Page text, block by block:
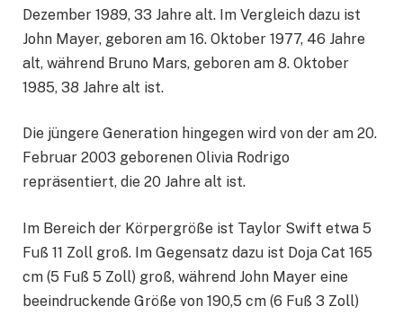
Dezember 1989, 33 Jahre alt. Im Vergleich dazu ist
John Mayer, geboren am 16. Oktober 1977, 46 Jahre
alt, während Bruno Mars, geboren am 8. Oktober
1985, 38 Jahre alt ist.
Die jüngere Generation hingegen wird von der am 20.
Februar 2003 geborenen Olivia Rodrigo
repräsentiert, die 20 Jahre alt ist.
Im Bereich der Körpergröße ist Taylor Swift etwa 5
Fuß 11 Zoll groß. Im Gegensatz dazu ist Doja Cat 165
cm (5 Fuß 5 Zoll) groß, während John Mayer eine
beeindruckende Größe von 190,5 cm (6 Fuß 3 Zoll)